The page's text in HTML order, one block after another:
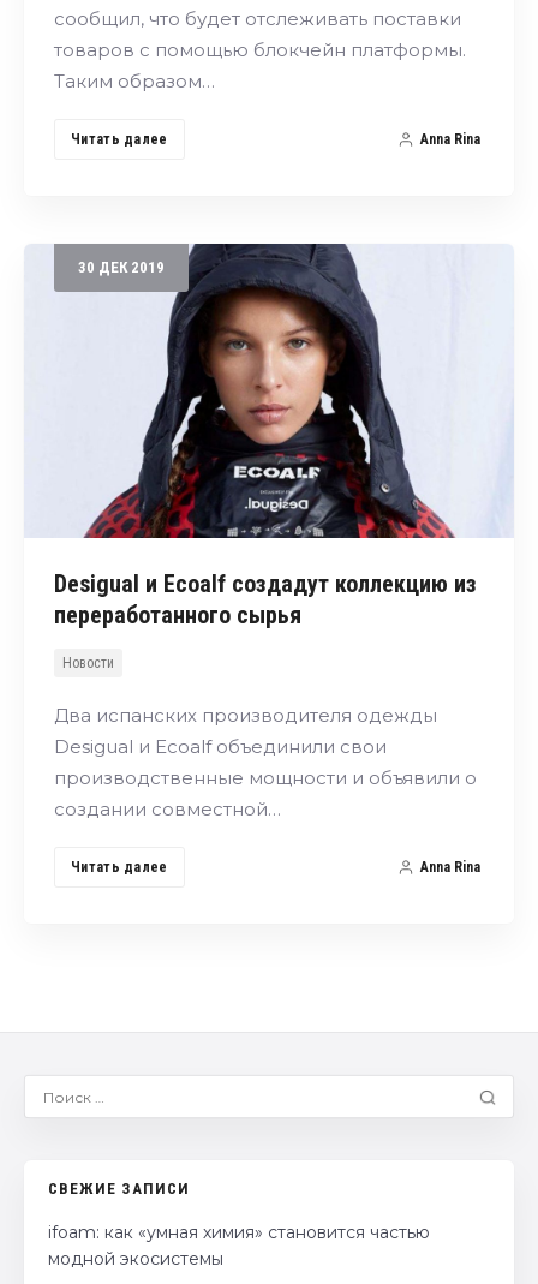
сообщил, что будет отслеживать поставки
товаров с помощью блокчейн платформы.
Таким образом…
Читать далее Anna Rina
30 ДЕК 2019
Desigual и Ecoalf создадут коллекцию из
переработанного сырья
Новости
Два испанских производителя одежды
Desigual и Ecoalf объединили свои
производственные мощности и объявили о
создании совместной…
Читать далее Anna Rina
СВЕЖИЕ ЗАПИСИ
ifoam: как «умная химия» становится частью
модной экосистемы